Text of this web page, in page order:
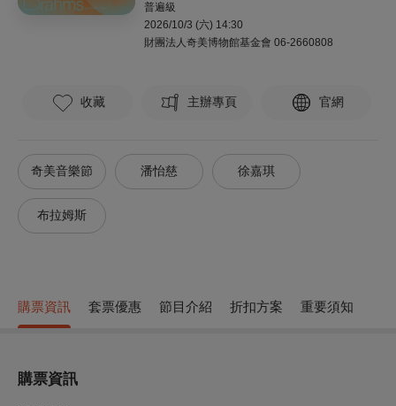
普遍級
2026/10/3 (六) 14:30
財團法人奇美博物館基金會 06-2660808
收藏 主辦專頁 官網
奇美音樂節 潘怡慈 徐嘉琪
布拉姆斯
購票資訊 套票優惠 節目介紹 折扣方案 重要須知
購票資訊